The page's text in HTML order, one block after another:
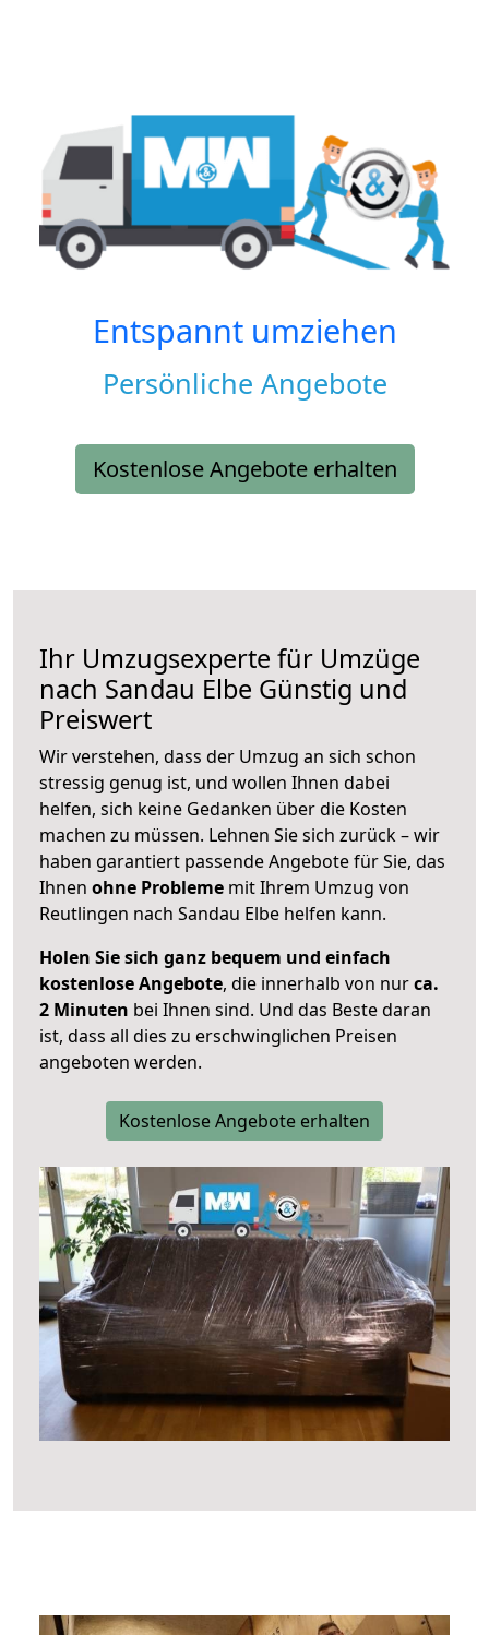
Entspannt umziehen
Persönliche Angebote
Kostenlose Angebote erhalten
Ihr Umzugsexperte für Umzüge
nach Sandau Elbe Günstig und
Preiswert
Wir verstehen, dass der Umzug an sich schon
stressig genug ist, und wollen Ihnen dabei
helfen, sich keine Gedanken über die Kosten
machen zu müssen. Lehnen Sie sich zurück – wir
haben garantiert passende Angebote für Sie, das
Ihnen ohne Probleme mit Ihrem Umzug von
Reutlingen nach Sandau Elbe helfen kann.
Holen Sie sich ganz bequem und einfach
kostenlose Angebote, die innerhalb von nurca.
2 Minuten bei Ihnen sind. Und das Beste daran
ist, dass all dies zu erschwinglichen Preisen
angeboten werden.
Kostenlose Angebote erhalten